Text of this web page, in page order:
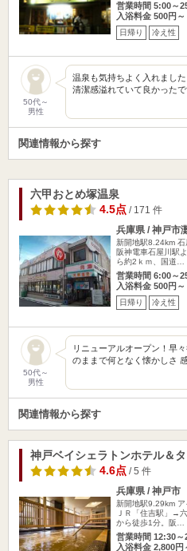
営業時間 5:00～
入浴料金 500円～
日帰り 冷え性
50代～
男性
温泉も気持ちよく入れまし
清潔感溢れていて良かった
関連情報から探す
六甲おとめ塚温泉
4.5点/ 171 件
兵庫県 / 神戸市
新開地駅8.24km 石
阪神電車石屋川駅
ら約2ｋｍ、国道…
営業時間 6:00～
入浴料金 500円～
日帰り 冷え性
50代～
男性
リニューアルオープン！早
のままで何となく懐かしさ
関連情報から探す
神戸ベイシェラトンホテル＆
4.6点/ 5 件
兵庫県 / 神戸市
新開地駅9.29km
ＪＲ「住吉駅」→
から徒歩1分。阪…
営業時間 12:30～
入浴料金 2,800円